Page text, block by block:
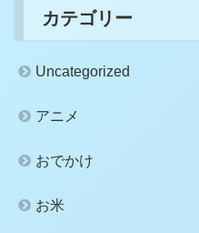
カテゴリー
Uncategorized
アニメ
おでかけ
お米